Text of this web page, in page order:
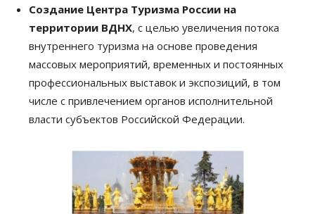
Создание Центра Туризма России на
территории ВДНХ, с целью увеличения потока
внутреннего туризма на основе проведения
массовых мероприятий, временных и постоянных
профессиональных выставок и экспозиций, в том
числе с привлечением органов исполнительной
власти субъектов Российской Федерации.